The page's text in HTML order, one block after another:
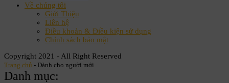
Về chúng tôi
Giới Thiệu
Liên hệ
Điều khoản & Điều kiện sử dụng
Chính sách bảo mật
Copyright 2021 - All Right Reserved
Trang chủ - Dành cho người mới
Danh mục: